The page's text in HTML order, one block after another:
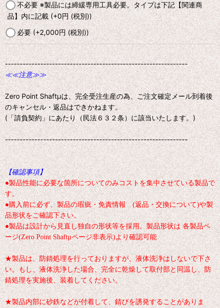
不必要 ※製品には締緩専用工具必要。タイプは下記【関連商
品】内に記載(+0円 (税別))
必要(+2,000円 (税別))
--------------------------------------------------------------
≪≪注意≫≫
Zero Point Shaftμは、完全受注生産の為、ご注文確定メール到着後
のキャンセル・返品はできかねます。
(「請負契約」にあたり（民法６３２条）に該当いたします。)
--------------------------------------------------------------
【確認事項】
●製品性能に必要な箇所についてのみコストを集中させている製品で
す。
●購入前に必ず、製品の瑕疵・免責情報 (返品・交換について)や製
品形状をご確認下さい。
●製品は設計から見直し独自の形状等を採用。製品形状は 各製品ペ
ージ(Zero Point Shaftμページ非表示)より確認可能
★製品は、防錆処理を行っておりますが、液体洗浄はしないで下さ
い。もし、液体洗浄した場合、完全に乾燥して取付部と同温し、防
錆処理を実施後、装着してください。
★製品内部に砂鉄などが付着して、錆びを誘発することがありま